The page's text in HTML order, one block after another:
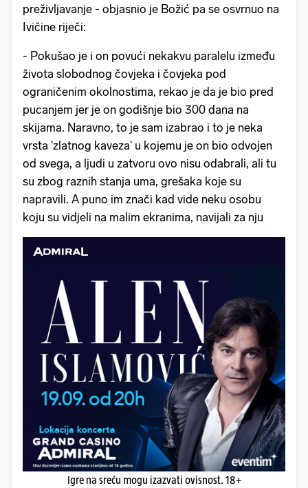
preživljavanje - objasnio je Božić pa se osvrnuo na
Ivičine riječi:
- Pokušao je i on povući nekakvu paralelu između
života slobodnog čovjeka i čovjeka pod
ograničenim okolnostima, rekao je da je bio pred
pucanjem jer je on godišnje bio 300 dana na
skijama. Naravno, to je sam izabrao i to je neka
vrsta 'zlatnog kaveza' u kojemu je on bio odvojen
od svega, a ljudi u zatvoru ovo nisu odabrali, ali tu
su zbog raznih stanja uma, grešaka koje su
napravili. A puno im znači kad vide neku osobu
koju su vidjeli na malim ekranima, navijali za nju
Igre na sreću mogu izazvati ovisnost. 18+